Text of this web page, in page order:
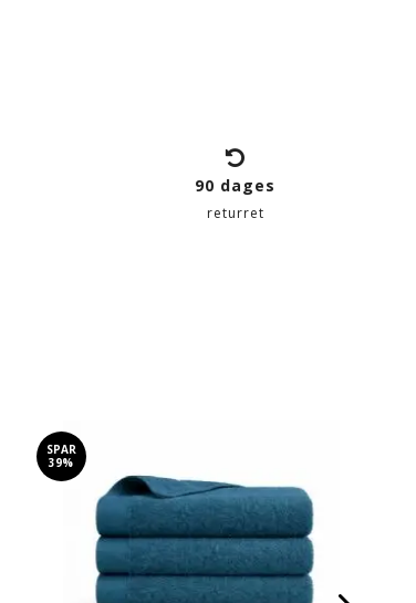
90 dages
returret
SPAR
39%